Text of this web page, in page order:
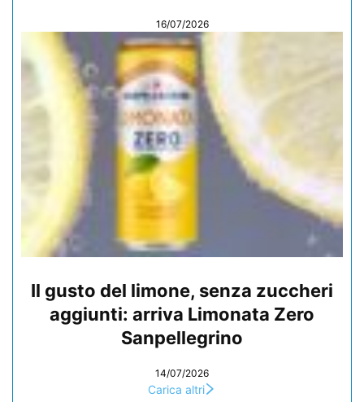
16/07/2026
Il gusto del limone, senza zuccheri
aggiunti: arriva Limonata Zero
Sanpellegrino
14/07/2026
Carica altri